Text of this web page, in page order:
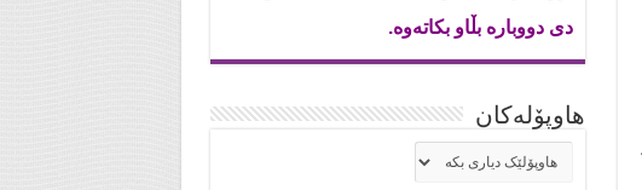
دی دووبارە بڵاو بکاتەوە.
هاوپۆله‌كان
هاوپۆله‌كان